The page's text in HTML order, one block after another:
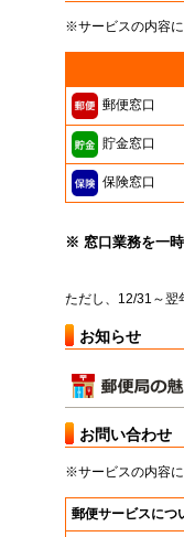
※サービスの内容に
郵便窓口
貯金窓口
保険窓口
※ 窓口業務を一時
ただし、12/31～翌
お知らせ
お問い合わせ
※サービスの内容に
郵便サービスにつ